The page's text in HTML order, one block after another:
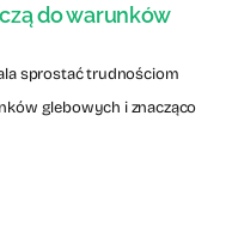
do warunków
sprostać trudnościom
glebowych i znacząco